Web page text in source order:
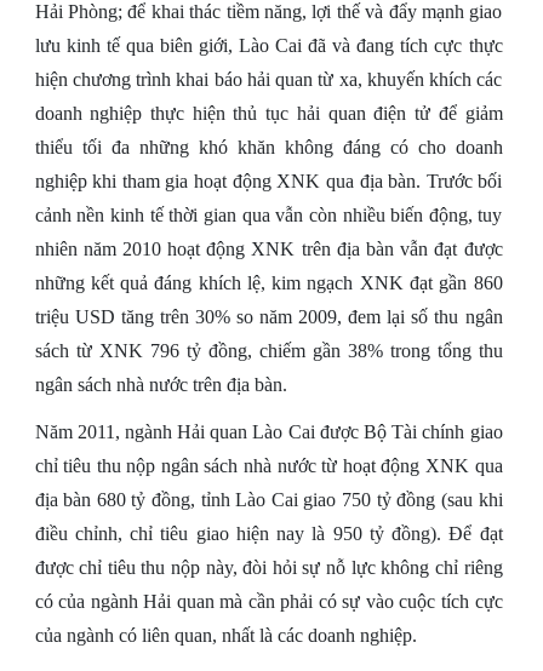
Hải Phòng; để khai thác tiềm năng, lợi thế và đẩy mạnh giao
lưu kinh tế qua biên giới, Lào Cai đã và đang tích cực thực
hiện chương trình khai báo hải quan từ xa, khuyến khích các
doanh nghiệp thực hiện thủ tục hải quan điện tử để giảm
thiểu tối đa những khó khăn không đáng có cho doanh
nghiệp khi tham gia hoạt động XNK qua địa bàn. Trước bối
cảnh nền kinh tế thời gian qua vẫn còn nhiều biến động, tuy
nhiên năm 2010 hoạt động XNK trên địa bàn vẫn đạt được
những kết quả đáng khích lệ, kim ngạch XNK đạt gần 860
triệu USD tăng trên 30% so năm 2009, đem lại số thu ngân
sách từ XNK 796 tỷ đồng, chiếm gần 38% trong tổng thu
ngân sách nhà nước trên địa bàn.
Năm 2011, ngành Hải quan Lào Cai được Bộ Tài chính giao
chỉ tiêu thu nộp ngân sách nhà nước từ hoạt động XNK qua
địa bàn 680 tỷ đồng, tỉnh Lào Cai giao 750 tỷ đồng (sau khi
điều chỉnh, chỉ tiêu giao hiện nay là 950 tỷ đồng). Để đạt
được chỉ tiêu thu nộp này, đòi hỏi sự nỗ lực không chỉ riêng
có của ngành Hải quan mà cần phải có sự vào cuộc tích cực
của ngành có liên quan, nhất là các doanh nghiệp.